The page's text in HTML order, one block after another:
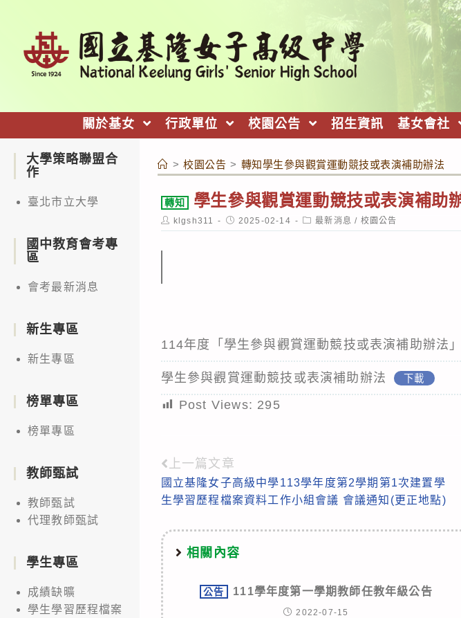
關於基女 行政單位 校園公告 招生資訊 基女會社
> 校園公告 > 轉知學生參與觀賞運動競技或表演補助辦法
轉知 學生參與觀賞運動競技或表演補助
Post
author:
klgsh311
Post
published:
2025-02-14
Post
category:
最新消息 / 校園公告
114年度「學生參與觀賞運動競技或表演補助辦法
學生參與觀賞運動競技或表演補助辦法 下載
Post Views: 295
Read
more
上一篇文章
國立基隆女子高級中學113學年度第2學期第1次建置學
生學習歷程檔案資料工作小組會議 會議通知(更正地點)
相關內容
公告 111學年度第一學期教師任教年級公告
2022-07-15
大學策略聯盟合
作
臺北市立大學
國中教育會考專
區
會考最新消息
新生專區
新生專區
榜單專區
榜單專區
教師甄試
教師甄試
代理教師甄試
學生專區
成績缺曠
學生學習歷程檔案